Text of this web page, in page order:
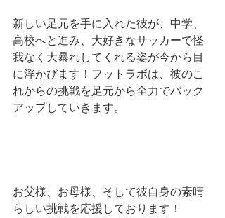
新しい足元を手に入れた彼が、中学、
高校へと進み、大好きなサッカーで怪
我なく大暴れしてくれる姿が今から目
に浮かびます！フットラボは、彼のこ
れからの挑戦を足元から全力でバック
アップしていきます。
お父様、お母様、そして彼自身の素晴
らしい挑戦を応援しております！